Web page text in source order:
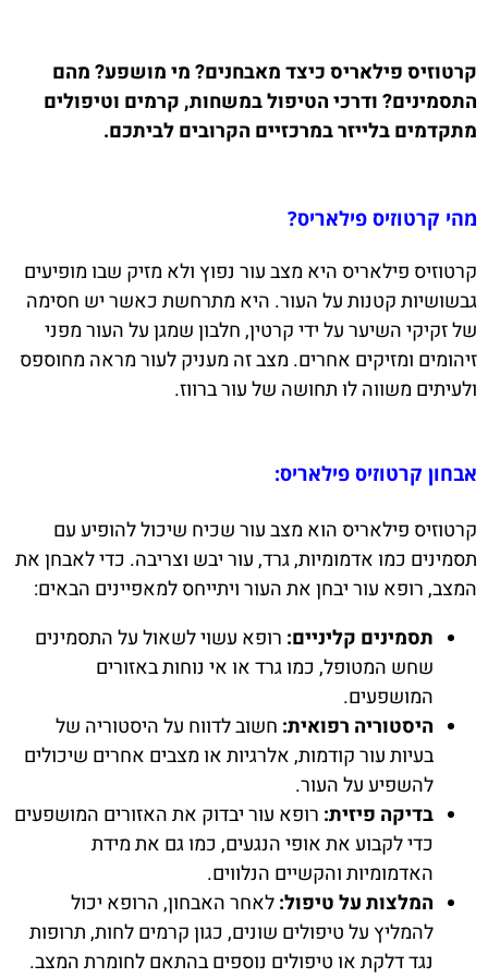
קרטוזיס פילאריס כיצד מאבחנים? מי מושפע? מהם
התסמינים? ודרכי הטיפול במשחות, קרמים וטיפולים
מתקדמים בלייזר במרכזיים הקרובים לביתכם.
מהי קרטוזיס פילאריס?
קרטוזיס פילאריס היא מצב עור נפוץ ולא מזיק שבו מופיעים
גבשושיות קטנות על העור. היא מתרחשת כאשר יש חסימה
של זקיקי השיער על ידי קרטין, חלבון שמגן על העור מפני
זיהומים ומזיקים אחרים. מצב זה מעניק לעור מראה מחוספס
ולעיתים משווה לו תחושה של עור ברווז.
אבחון קרטוזיס פילאריס:
קרטוזיס פילאריס הוא מצב עור שכיח שיכול להופיע עם
תסמינים כמו אדמומיות, גרד, עור יבש וצריבה. כדי לאבחן את
המצב, רופא עור יבחן את העור ויתייחס למאפיינים הבאים:
תסמינים קליניים: רופא עשוי לשאול על התסמינים
שחש המטופל, כמו גרד או אי נוחות באזורים
המושפעים.
היסטוריה רפואית: חשוב לדווח על היסטוריה של
בעיות עור קודמות, אלרגיות או מצבים אחרים שיכולים
להשפיע על העור.
בדיקה פיזית: רופא עור יבדוק את האזורים המושפעים
כדי לקבוע את אופי הנגעים, כמו גם את מידת
האדמומיות והקשיים הנלווים.
המלצות על טיפול:לאחר האבחון, הרופא יכול
להמליץ על טיפולים שונים, כגון קרמים לחות, תרופות
נגד דלקת או טיפולים נוספים בהתאם לחומרת המצב.